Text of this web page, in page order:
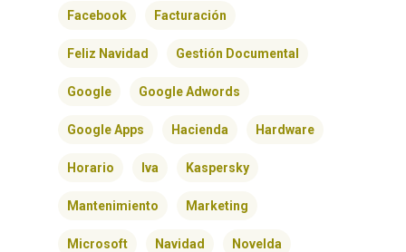
Facebook Facturación
Feliz Navidad Gestión Documental
Google Google Adwords
Google Apps Hacienda Hardware
Horario Iva Kaspersky
Mantenimiento Marketing
Microsoft Navidad Novelda
INICIO
SOLNEX
SERVICIOS